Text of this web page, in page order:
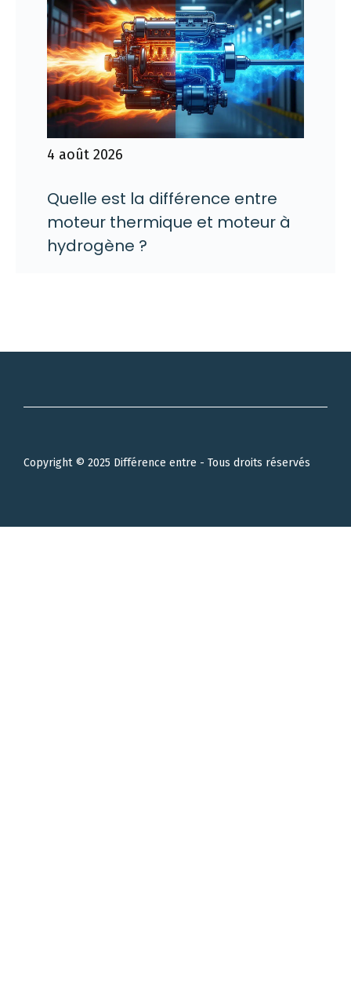
4 août 2026
Quelle est la différence entre
moteur thermique et moteur à
hydrogène ?
Copyright © 2025 Différence entre - Tous droits réservés